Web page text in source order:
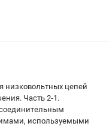
низковольтных цепей
Часть 2-1.
используемыми